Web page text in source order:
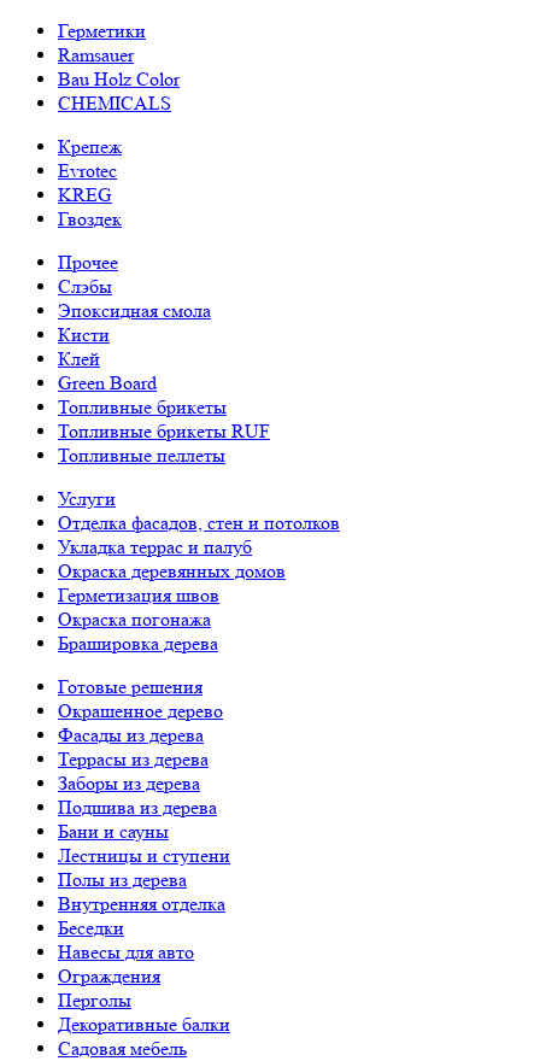
Герметики
Ramsauer
Bau Holz Color
CHEMICALS
Крепеж
Evrotec
KREG
Гвоздек
Прочее
Слэбы
Эпоксидная смола
Кисти
Клей
Green Board
Топливные брикеты
Топливные брикеты RUF
Топливные пеллеты
Услуги
Отделка фасадов, стен и потолков
Укладка террас и палуб
Окраска деревянных домов
Герметизация швов
Окраска погонажа
Брашировка дерева
Готовые решения
Окрашенное дерево
Фасады из дерева
Террасы из дерева
Заборы из дерева
Подшива из дерева
Бани и сауны
Лестницы и ступени
Полы из дерева
Внутренняя отделка
Беседки
Навесы для авто
Ограждения
Перголы
Декоративные балки
Садовая мебель